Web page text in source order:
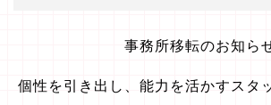
事務所移転のお知ら
個性を引き出し、能力を活かすスタ